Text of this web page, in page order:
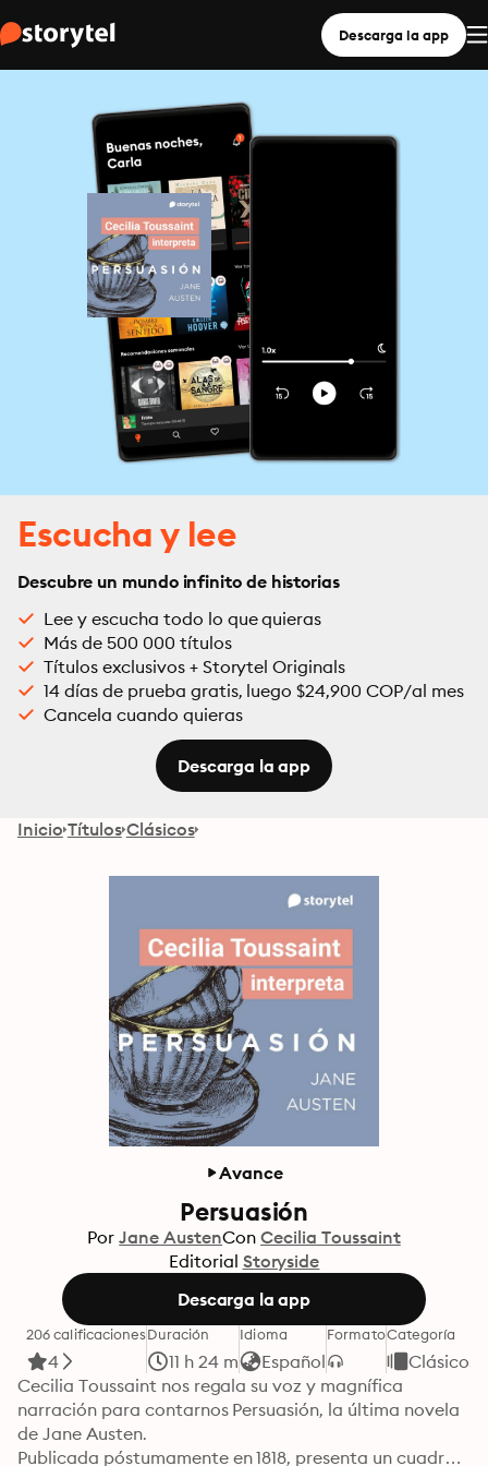
Descarga la app
Escucha y lee
Descubre un mundo infinito de historias
Lee y escucha todo lo que quieras
Más de 500 000 títulos
Títulos exclusivos + Storytel Originals
14 días de prueba gratis, luego $24,900 COP/al mes
Cancela cuando quieras
Descarga la app
Inicio Títulos Clásicos
Avance
Persuasión
Por Jane AustenCon Cecilia Toussaint
Editorial Storyside
Descarga la app
206 calificaciones
4
Duración
11 h 24 m
Idioma
Español
FormatoCategoría
Clásicos
Cecilia Toussaint nos regala su voz y magnífica
narración para contarnos Persuasión, la última novela
de Jane Austen.
Publicada póstumamente en 1818, presenta un cuadro